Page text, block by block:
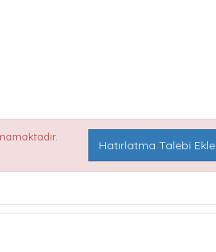
Hatırlatma Talebi Ekle